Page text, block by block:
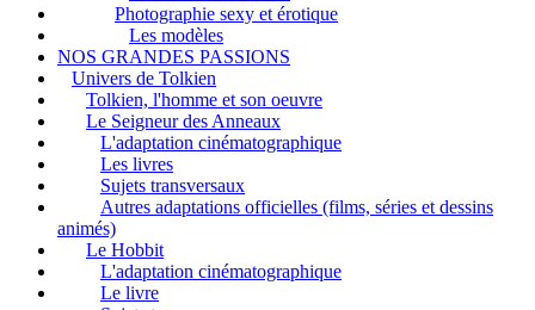
Photographie sexy et érotique
Les modèles
NOS GRANDES PASSIONS
Univers de Tolkien
Tolkien, l'homme et son oeuvre
Le Seigneur des Anneaux
L'adaptation cinématographique
Les livres
Sujets transversaux
Autres adaptations officielles (films, séries et dessins
animés)
Le Hobbit
L'adaptation cinématographique
Le livre